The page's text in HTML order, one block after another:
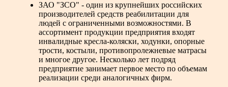
ЗАО "ЗСО" - один из крупнейших российских
производителей средств реабилитации для
людей с ограниченными возможностями. В
ассортимент продукции предприятия входят
инвалидные кресла-коляски, ходунки, опорные
трости, костыли, противопролежневые матрасы
и многое другое. Несколько лет подряд
предприятие занимает первое место по объемам
реализации среди аналогичных фирм.